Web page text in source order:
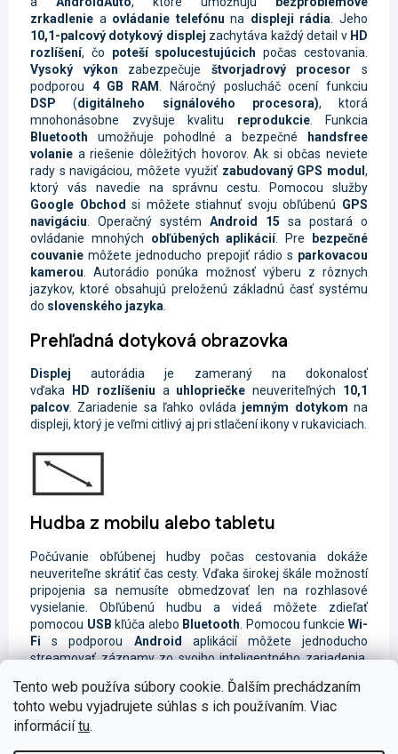
Tento web používa súbory cookie. Ďalším prechádzaním
tohto webu vyjadrujete súhlas s ich používaním. Viac
informáciítu.
zrkadlenie a ovládanie telefónu na displeji rádia . Jeho
10,1-palcový dotykový displej zachytáva každý detail v HD
rozlíšení, čo poteší spolucestujúcich počas cestovania.
Vysoký výkon zabezpečuje štvorjadrový procesor s
podporou 4 GB RAM
. Náročný poslucháč ocení funkciu
DSP (digitálneho signálového procesora), ktorá
mnohonásobne zvyšuje kvalitu reprodukcie. Funkcia
Bluetooth umožňuje pohodlné a bezpečné
handsfree
volanie a riešenie dôležitých hovorov. Ak si občas neviete
rady s navigáciou, môžete využiť zabudovaný GPS modul,
ktorý vás navedie na správnu cestu. Pomocou služby
Google Obchod si môžete stiahnuť svoju obľúbenú GPS
navigáciu . Operačný systém Android 15 sa postará o
ovládanie mnohých obľúbených aplikácií. Pre
bezpečné
couvanie môžete jednoducho prepojiť rádio s parkovacou
kamerou . Autorádio ponúka možnosť výberu z rôznych
jazykov, ktoré obsahujú preloženú základnú časť systému
do slovenského jazyka
Prehľadná dotyková obrazovka
Displejautorádia je zameraný na dokonalosť
vďaka
HD rozlíšeniu a uhlopriečke neuveriteľných 10,1
palcov. Zariadenie sa ľahko ovláda jemným dotykomna
displeji, ktorý je veľmi citlivý aj pri stlačení ikony v rukaviciach.
Hudba z mobilu alebo tabletu
Počúvanie obľúbenej hudby počas cestovania dokáže
neuveriteľne skrátiť čas cesty. Vďaka širokej škále možností
pripojenia sa nemusíte obmedzovať len na rozhlasové
vysielanie. Obľúbenú hudbu a videá môžete zdieľať
pomocou USB kľúča alebo Bluetooth . Pomocou funkcieWi-
Fi s podporou Android aplikácií môžete jednoducho
streamovať záznamy zo svojho inteligentného zariadenia.
obľúbené rozhlasové stanice naFM/AMfrekvencii alebo na
digitálnom vysielaníDAB+.